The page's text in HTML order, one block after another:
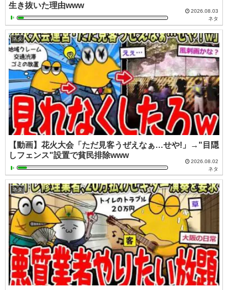
生き抜いた理由www
2026.08.03
ネタ
ネタ
【動画】花火大会「ただ見客うぜえなぁ…せや!」→"目隠
しフェンス"設置で貧民排除www
2026.08.02
ネタ
ネタ